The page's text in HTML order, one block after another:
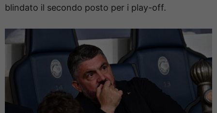
blindato il secondo posto per i play-off.